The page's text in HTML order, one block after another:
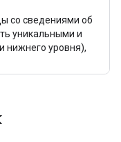
со сведениями об
уникальными и
нижнего уровня),